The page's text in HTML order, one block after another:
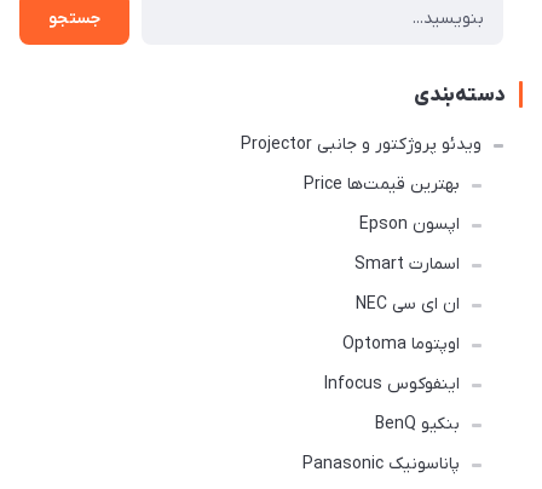
جستجو
دسته‌بندی
ویدئو پروژکتور و جانبی Projector
بهترین قیمت‌ها Price
اپسون Epson
اسمارت Smart
ان ای سی NEC
اوپتوما Optoma
اینفوکوس Infocus
بنکیو BenQ
پاناسونیک Panasonic